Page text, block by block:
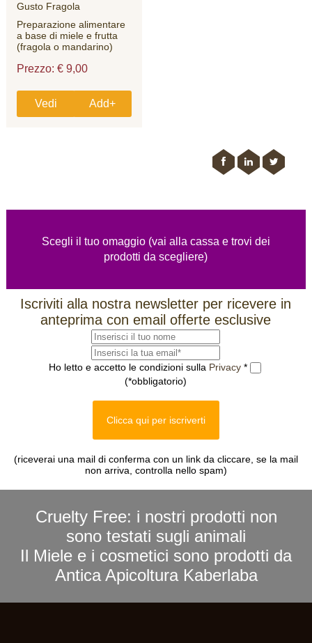
Gusto Fragola
Preparazione alimentare
a base di miele e frutta
(fragola o mandarino)
Prezzo: € 9,00
Vedi Add+
Scegli il tuo omaggio (vai alla cassa e trovi dei
prodotti da scegliere)
Iscriviti alla nostra newsletter per ricevere in
anteprima con email offerte esclusive
Ho letto e accetto le condizioni sulla Privacy *
(*obbligatorio)
Clicca qui per iscriverti
(riceverai una mail di conferma con un link da cliccare, se la mail
non arriva, controlla nello spam)
Cruelty Free: i nostri prodotti non
sono testati sugli animali
Il Miele e i cosmetici sono prodotti da
Antica Apicoltura Kaberlaba